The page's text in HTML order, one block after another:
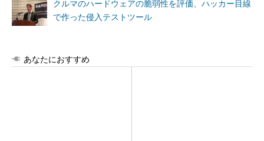
クルマのハードウェアの脆弱性を評価、ハッカー目線
で作った侵入テストツール
あなたにおすすめ